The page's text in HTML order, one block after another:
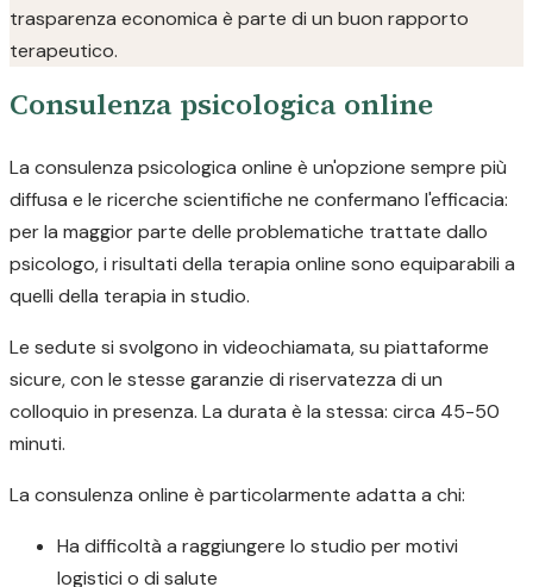
trasparenza economica è parte di un buon rapporto
terapeutico.
Consulenza psicologica online
La consulenza psicologica online è un'opzione sempre più
diffusa e le ricerche scientifiche ne confermano l'efficacia:
per la maggior parte delle problematiche trattate dallo
psicologo, i risultati della terapia online sono equiparabili a
quelli della terapia in studio.
Le sedute si svolgono in videochiamata, su piattaforme
sicure, con le stesse garanzie di riservatezza di un
colloquio in presenza. La durata è la stessa: circa 45-50
minuti.
La consulenza online è particolarmente adatta a chi:
Ha difficoltà a raggiungere lo studio per motivi
logistici o di salute